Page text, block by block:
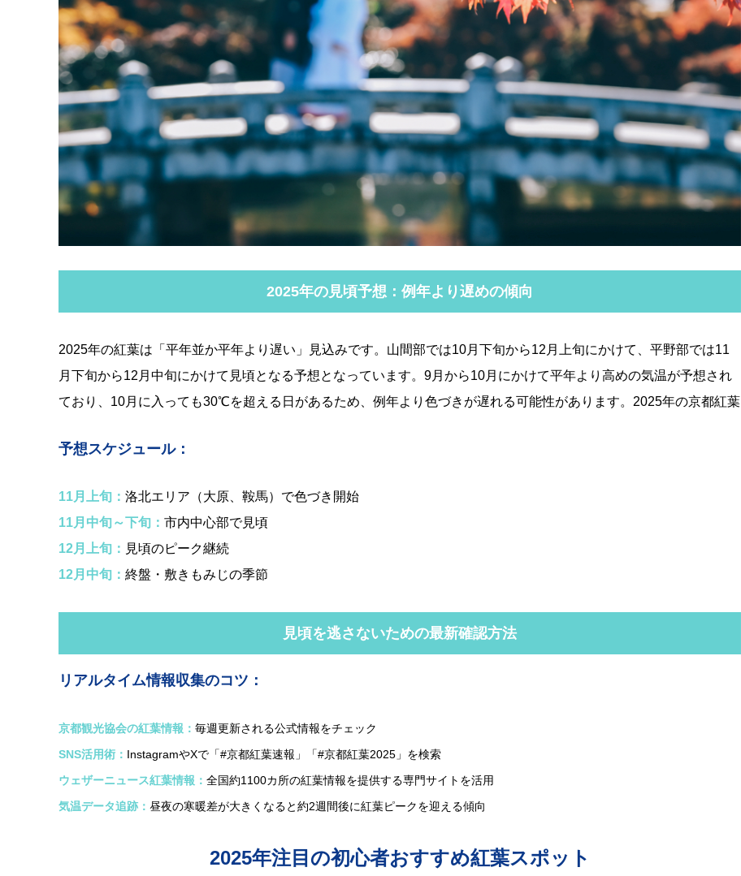
2025年の見頃予想：例年より遅めの傾向
2025年の紅葉は「平年並か平年より遅い」見込みです。山間部では10月下旬から12月上旬にかけて、平野部では11
月下旬から12月中旬にかけて見頃となる予想となっています。9月から10月にかけて平年より高めの気温が予想され
ており、10月に入っても30℃を超える日があるため、例年より色づきが遅れる可能性があります。2025年の京都紅葉
予想スケジュール：
11月上旬： 洛北エリア（大原、鞍馬）で色づき開始
11月中旬～下旬： 市内中心部で見頃
12月上旬： 見頃のピーク継続
12月中旬： 終盤・敷きもみじの季節
見頃を逃さないための最新確認方法
リアルタイム情報収集のコツ：
京都観光協会の紅葉情報： 毎週更新される公式情報をチェック
SNS活用術： InstagramやXで「#京都紅葉速報」「#京都紅葉2025」を検索
ウェザーニュース紅葉情報： 全国約1100カ所の紅葉情報を提供する専門サイトを活用
気温データ追跡： 昼夜の寒暖差が大きくなると約2週間後に紅葉ピークを迎える傾向
2025年注目の初心者おすすめ紅葉スポット